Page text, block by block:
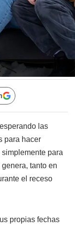
las
para hacer
simplemente para
tanto en
el receso
propias fechas